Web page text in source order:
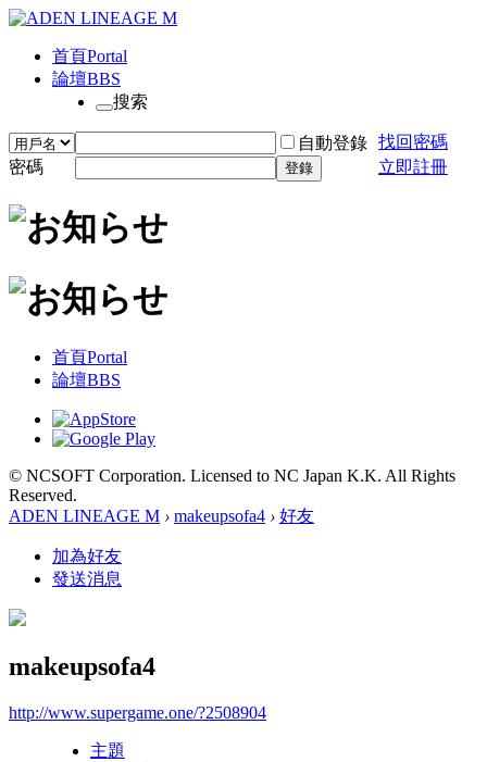
首頁Portal
論壇BBS
搜索
自動登錄 找回密碼
密碼
登錄 立即註冊
首頁Portal
論壇BBS
© NCSOFT Corporation. Licensed to NC Japan K.K. All Rights
Reserved.
ADEN LINEAGE M › makeupsofa4 › 好友
加為好友
發送消息
makeupsofa4
http://www.supergame.one/?2508904
主題